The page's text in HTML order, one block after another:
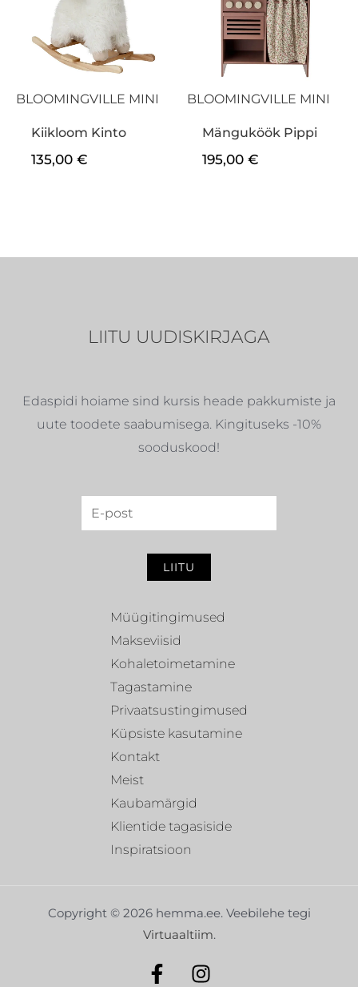
BLOOMINGVILLE MINI
Kiikloom Kinto
135,00€
BLOOMINGVILLE MINI
Mänguköök Pippi
195,00€
LIITU UUDISKIRJAGA
Edaspidi hoiame sind kursis heade pakkumiste ja
uute toodete saabumisega. Kingituseks -10%
sooduskood!
LIITU
Müügitingimused
Makseviisid
Kohaletoimetamine
Tagastamine
Privaatsustingimused
Küpsiste kasutamine
Kontakt
Meist
Kaubamärgid
Klientide tagasiside
Inspiratsioon
Copyright © 2026 hemma.ee. Veebilehe tegi
Virtuaaltiim.